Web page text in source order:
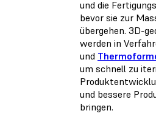
und die
bevor sie zur
übergehen. 3D-
werden in
und
um schnell zu
und bessere
bringen.